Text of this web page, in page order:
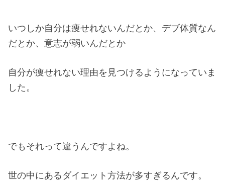
いつしか自分は痩せれないんだとか、デブ体質なん
だとか、意志が弱いんだとか
自分が痩せれない理由を見つけるようになっていま
した。
でもそれって違うんですよね。
世の中にあるダイエット方法が多すぎるんです。